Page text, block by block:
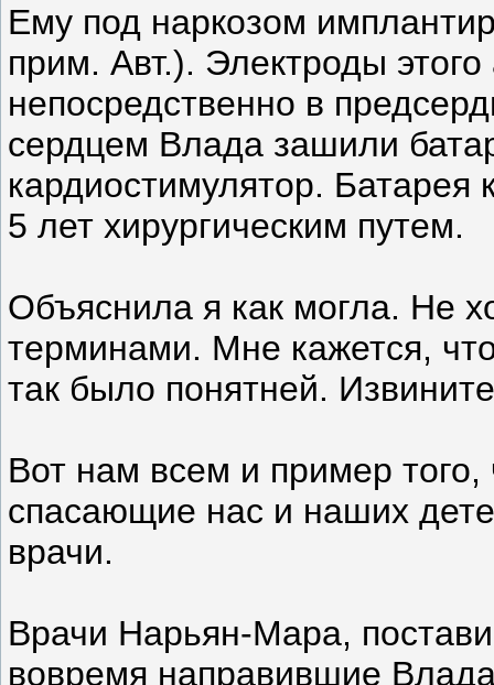
Ему под наркозом
прим. Авт.). Электроды
непосредственно в
сердцем Влада зашили
кардиостимулятор. Батарея
5 лет хирургическим путем.
Объяснила я как могла. Не
терминами. Мне кажется,
так было понятней.
Вот нам всем и пример
спасающие нас и наших
врачи.
Врачи Нарьян-Мара,
вовремя направившие Влада